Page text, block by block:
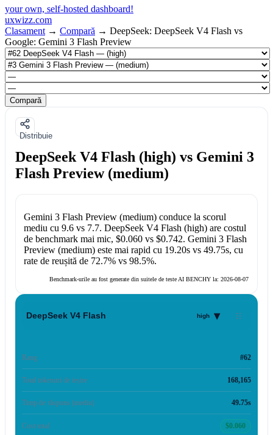
your own, self-hosted dashboard!
uxwizz.com
Clasament → Compară → DeepSeek: DeepSeek V4 Flash vs
Google: Gemini 3 Flash Preview
Compară
Distribuie
DeepSeek V4 Flash (high) vs Gemini 3
Flash Preview (medium)
Gemini 3 Flash Preview (medium)conduce la scorul
mediu cu 9.6vs 7.7. DeepSeek V4 Flash (high)are costul
de benchmark mai mic, $0.060vs $0.742. Gemini 3 Flash
Preview (medium)este mai rapid cu 19.20svs 49.75s, cu
rate de reușită de 72.7%vs 98.5%.
Benchmark-urile au fost generate din suitele de teste AI BENCHY la: 2026-08-07
DeepSeek V4 Flash high ▾
Rang #62
Total tokenuri de ieșire 168,165
Timp de răspuns (mediu) 49.75s
Cost total $0.060